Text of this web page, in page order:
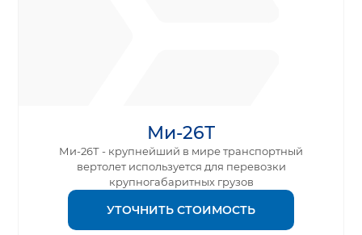
Ми-26Т
Ми-26Т - крупнейший в мире транспортный
вертолет используется для перевозки
крупногабаритных грузов
УТОЧНИТЬ СТОИМОСТЬ